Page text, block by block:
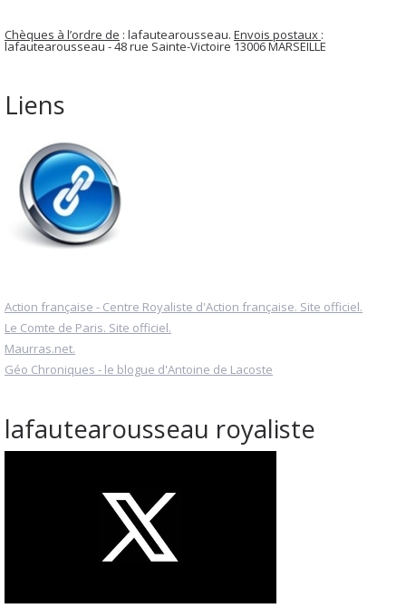
Chèques à l’ordre de : lafautearousseau. Envois postaux :
lafautearousseau - 48 rue Sainte-Victoire 13006 MARSEILLE
Liens
Action française - Centre Royaliste d'Action française. Site officiel.
Le Comte de Paris. Site officiel.
Maurras.net.
Géo Chroniques - le blogue d'Antoine de Lacoste
lafautearousseau royaliste